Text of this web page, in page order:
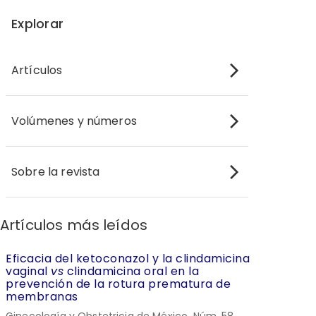
Explorar
Artículos
Volúmenes y números
Sobre la revista
Artículos más leídos
Eficacia del ketoconazol y la clindamicina
vaginal vs clindamicina oral en la
prevención de la rotura prematura de
membranas